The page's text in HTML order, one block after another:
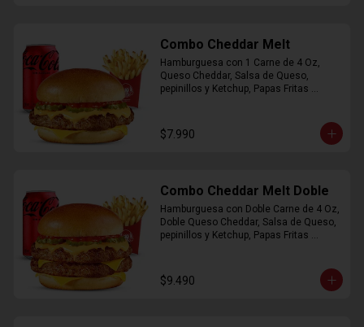
Combo Cheddar Melt
Hamburguesa con 1 Carne de 4 Oz,
Queso Cheddar, Salsa de Queso,
pepinillos y Ketchup, Papas Fritas
$7.990
Combo Cheddar Melt Doble
Hamburguesa con Doble Carne de 4 Oz,
Doble Queso Cheddar, Salsa de Queso,
pepinillos y Ketchup, Papas Fritas
$9.490